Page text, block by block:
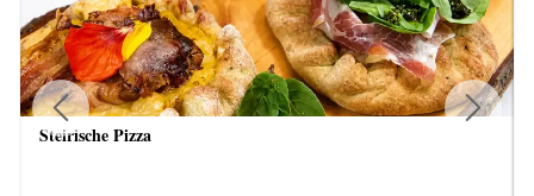
Steirische Pizza
Previous